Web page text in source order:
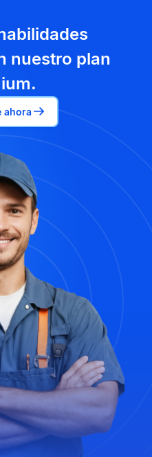
nuestro plan
ahora